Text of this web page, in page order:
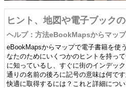
ヒント、地図や電子ブック
ヘルプ：方法eBookMapsからマッ
eBookMapsからマップで電子書籍を使
なたのためにいくつかのヒントを持っ
に知っているし、すぐに街のインデッ
通りの名前の後ろに記号の意味は何で
快適に取得するには？これと詳細につ